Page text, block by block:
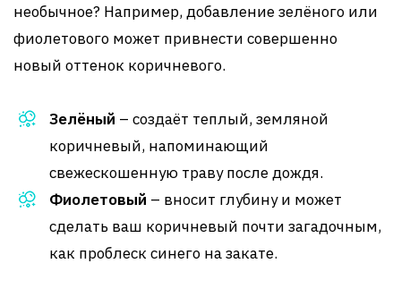
необычное? Например, добавление зелёного или
фиолетового может привнести совершенно
новый оттенок коричневого.
Зелёный – создаёт теплый, земляной
коричневый, напоминающий
свежескошенную траву после дождя.
Фиолетовый – вносит глубину и может
сделать ваш коричневый почти загадочным,
как проблеск синего на закате.